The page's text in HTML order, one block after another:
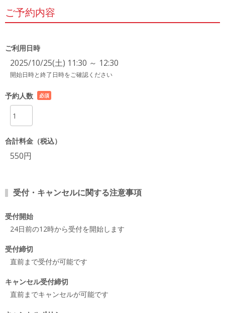
ご予約内容
ご利用日時
2025/10/25(土) 11:30 ～ 12:30
開始日時と終了日時をご確認ください
予約人数
必須
合計料金（税込）
550円
受付・キャンセルに関する注意事項
受付開始
24日前の12時から受付を開始します
受付締切
直前まで受付が可能です
キャンセル受付締切
直前までキャンセルが可能です